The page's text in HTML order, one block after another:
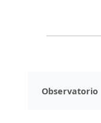
Observatorio